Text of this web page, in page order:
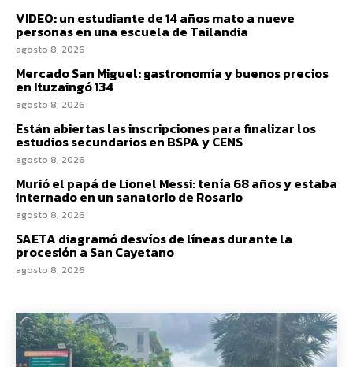
VIDEO: un estudiante de 14 años mato a nueve
personas en una escuela de Tailandia
agosto 8, 2026
Mercado San Miguel: gastronomía y buenos precios
en Ituzaingó 134
agosto 8, 2026
Están abiertas las inscripciones para finalizar los
estudios secundarios en BSPA y CENS
agosto 8, 2026
Murió el papá de Lionel Messi: tenía 68 años y estaba
internado en un sanatorio de Rosario
agosto 8, 2026
SAETA diagramó desvíos de líneas durante la
procesión a San Cayetano
agosto 8, 2026